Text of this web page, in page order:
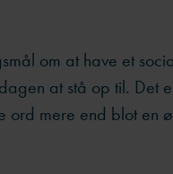
om at have et
at stå op til. Det
mere end blot en